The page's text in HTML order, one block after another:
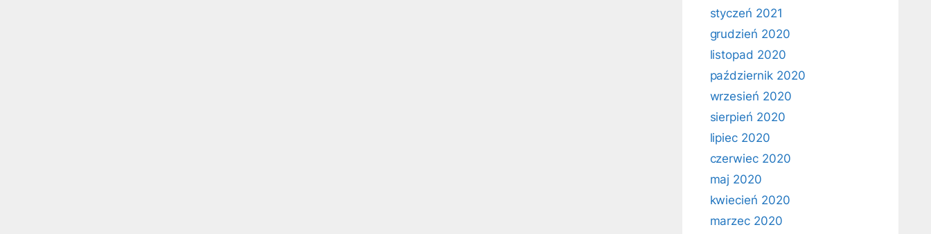
styczeń 2021
grudzień 2020
listopad 2020
październik 2020
wrzesień 2020
sierpień 2020
lipiec 2020
czerwiec 2020
maj 2020
kwiecień 2020
marzec 2020